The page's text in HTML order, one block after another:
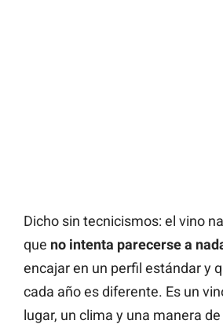
Dicho sin tecnicismos: el vino
que no intenta parecerse a
encajar en un perfil estándar y
cada año es diferente. Es un
lugar, un clima y una manera